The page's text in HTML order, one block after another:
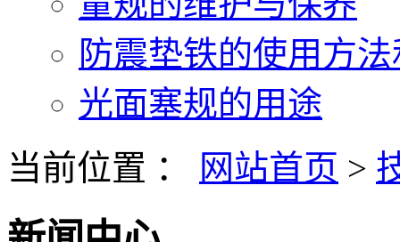
防震垫铁的使用方
光面塞规的用途
当前位置 ：
网站首页 >